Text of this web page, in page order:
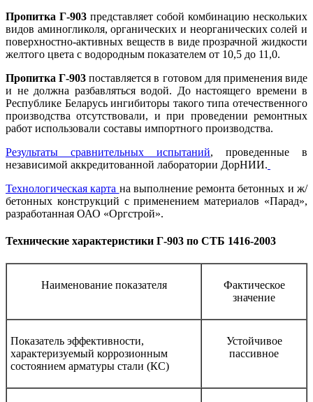
Пропитка Г-903 представляет собой комбинацию нескольких
видов аминогликоля, органических и неорганических солей и
поверхностно-активных веществ в виде прозрачной жидкости
желтого цвета с водородным показателем от 10,5 до 11,0.
Пропитка Г-903 поставляется в готовом для применения виде
и не должна разбавляться водой. До настоящего времени в
Республике Беларусь ингибиторы такого типа отечественного
производства отсутствовали, и при проведении ремонтных
работ использовали составы импортного производства.
Результаты сравнительных испытаний, проведенные в
независимой аккредитованной лаборатории ДорНИИ.
Технологическая карта на выполнение ремонта бетонных и ж/
бетонных конструкций с применением материалов «Парад»,
разработанная ОАО «Оргстрой».
Технические характеристики Г-903 по СТБ 1416-2003
Наименование показателя
Фактическое
значение
Показатель эффективности,
характеризуемый коррозионным
состоянием арматуры стали (КС)
Устойчивое
пассивное